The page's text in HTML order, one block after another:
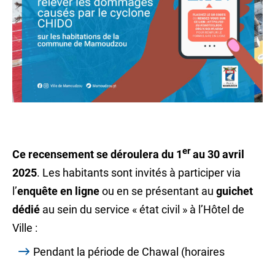
Ce recensement se déroulera du 1erau 30 avril
2025. Les habitants sont invités à participer via
l’enquête en ligneou en se présentant au guichet
dédié au sein du service « état civil » à l’Hôtel de
Ville :
Pendant la période de Chawal (horaires